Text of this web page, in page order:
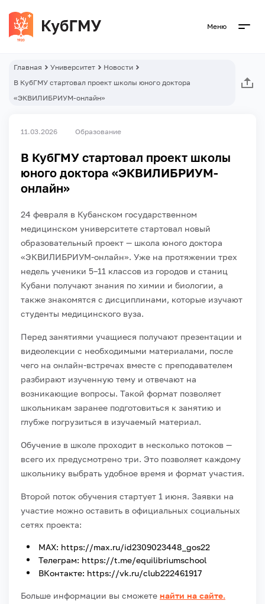
Меню
Главная Университет
Новости
В КубГМУ стартовал проект школы юного доктора
«ЭКВИЛИБРИУМ-онлайн»
11.03.2026 Образование
В КубГМУ стартовал проект школы
юного доктора «ЭКВИЛИБРИУМ-
онлайн»
24 февраля в Кубанском государственном
медицинском университете стартовал новый
образовательный проект — школа юного доктора
«ЭКВИЛИБРИУМ-онлайн». Уже на протяжении трех
недель ученики 5–11 классов из городов и станиц
Кубани получают знания по химии и биологии, а
также знакомятся с дисциплинами, которые изучают
студенты медицинского вуза.
Перед занятиями учащиеся получают презентации и
видеолекции с необходимыми материалами, после
чего на онлайн-встречах вместе с преподавателем
разбирают изученную тему и отвечают на
возникающие вопросы. Такой формат позволяет
школьникам заранее подготовиться к занятию и
глубже погрузиться в изучаемый материал.
Обучение в школе проходит в несколько потоков —
всего их предусмотрено три. Это позволяет каждому
школьнику выбрать удобное время и формат участия.
Второй поток обучения стартует 1 июня. Заявки на
участие можно оставить в официальных социальных
сетях проекта:
MAX: https://max.ru/id2309023448_gos22
Телеграм: https://t.me/equilibriumschool
ВКонтакте: https://vk.ru/club222461917
Больше информации вы сможете найти на сайте.